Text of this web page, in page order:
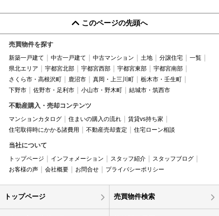
このページの先頭へ
売買物件を探す
新築一戸建て 中古一戸建て 中古マンション 土地 分譲住宅
一覧
県北エリア
宇都宮北部 宇都宮西部 宇都宮東部
宇都宮南部
さくら市・高根沢町
鹿沼市 真岡・上三川町
栃木市・壬生町
下野市
佐野市・足利市 小山市・野木町 結城市・筑西市
不動産購入・売却コンテンツ
マンションカタログ 住まいの購入の流れ
賃貸vs持ち家
住宅取得時にかかる諸費用
不動産売却査定 住宅ローン相談
当社について
トップページ インフォメーション スタッフ紹介
スタッフブログ
お客様の声
会社概要 お問合せ プライバシーポリシー
トップページ 売買物件検索